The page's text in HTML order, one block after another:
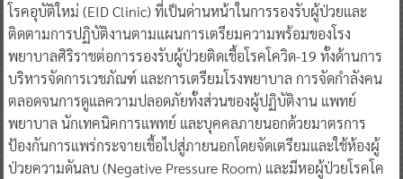
โรคอุบัติใหม่ (EID Clinic) ที่เป็นด่านหน้าในการรองรับผู้ป่วยและ
ติดตามการปฏิบัติงานตามแผนการเตรียมความพร้อมของโรง
พยาบาลศิริราชต่อการรองรับผู้ป่วยติดเชื้อโรคโควิด-19 ทั้งด้านการ
บริหารจัดการเวชภัณฑ์ และการเตรียมโรงพยาบาล การจัดกำลังคน
ตลอดจนการดูแลความปลอดภัยทั้งส่วนของผู้ปฏิบัติงาน แพทย์
พยาบาล นักเทคนิคการแพทย์ และบุคคลภายนอกด้วยมาตรการ
ป้องกันการแพร่กระจายเชื้อไปสู่ภายนอกโดยจัดเตรียมและใช้ห้องผู้
ป่วยความดันลบ (Negative Pressure Room) และมีหอผู้ป่วยโรคโค